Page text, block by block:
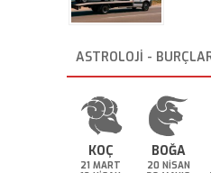
ASTROLOJİ -
KOÇ
21 MART
BOĞA
20 NİSAN